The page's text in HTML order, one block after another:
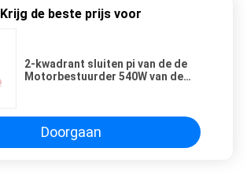
Krijg de beste prijs voor
2-kwadrant sluiten pi van de de
Motorbestuurder 540W van de
Doorgaan